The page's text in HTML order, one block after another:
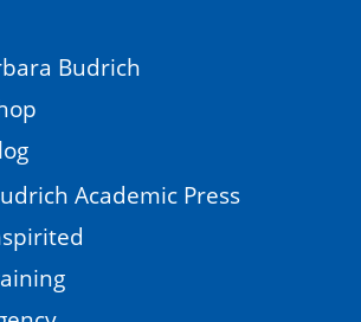
Budrich
Academic Press